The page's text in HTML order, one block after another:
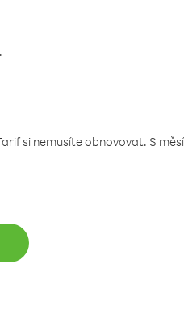
si nemusíte obnovovat. S